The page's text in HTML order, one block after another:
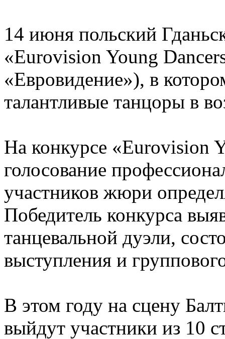
14 июня польский
«Eurovision Young
«Евровидение»), в
талантливые танцоры в
На конкурсе «Eurovision
голосование
участников жюри
Победитель конкурса
танцевальной дуэли,
выступления и
В этом году на сцену
выйдут участники из 10